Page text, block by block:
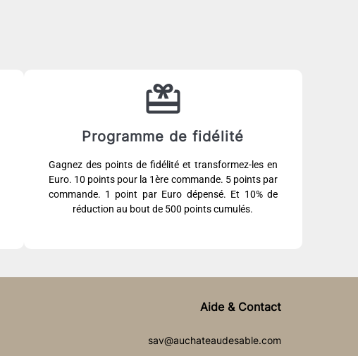
Programme de fidélité
Gagnez des points de fidélité et transformez-les en
Euro. 10 points pour la 1ère commande. 5 points par
commande. 1 point par Euro dépensé. Et 10% de
réduction au bout de 500 points cumulés.
Aide & Contact
sav@auchateaudesable.com